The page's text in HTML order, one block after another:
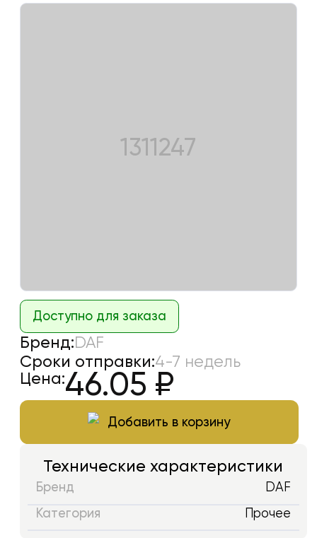
1311247
Доступно для заказа
Бренд:DAF
Сроки отправки:4-7 недель
Цена:46.05 ₽
Добавить в корзину
Технические характеристики
Бренд DAF
Категория Прочее